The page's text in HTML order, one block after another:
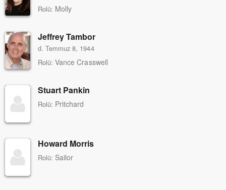
Rolü: Molly
Jeffrey Tambor
d. Temmuz 8, 1944
Rolü: Vance Crasswell
Stuart Pankin
Rolü: Pritchard
Howard Morris
Rolü: Sailor